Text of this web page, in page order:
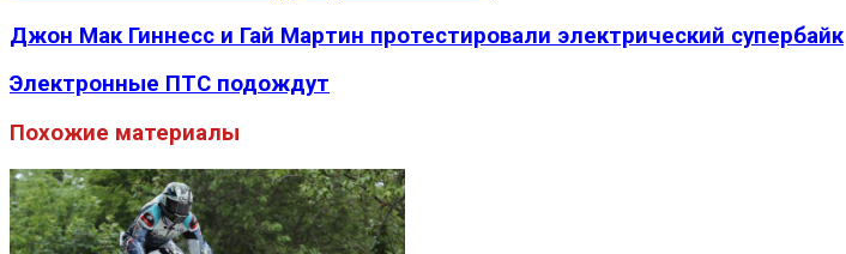
Джон Мак Гиннесс и Гай Мартин протестировали электрический супербайк
Электронные ПТС подождут
Похожие материалы